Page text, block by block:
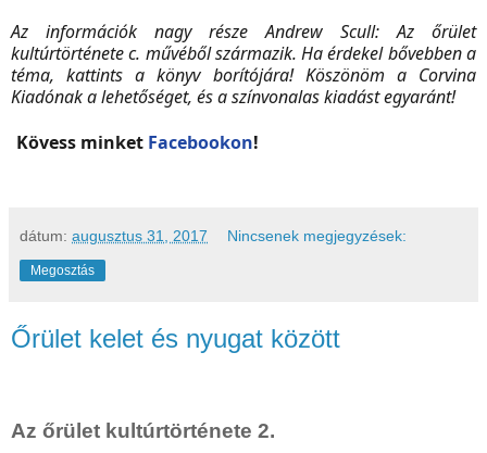
Az információk nagy része Andrew Scull: Az őrület
kultúrtörténete c. művéből származik. Ha érdekel bővebben a
téma, kattints a könyv borítójára! Köszönöm a Corvina
Kiadónak a lehetőséget, és a színvonalas kiadást egyaránt!
Kövess minket Facebookon!
dátum: augusztus 31, 2017 Nincsenek megjegyzések:
Megosztás
Őrület kelet és nyugat között
Az őrület kultúrtörténete 2.